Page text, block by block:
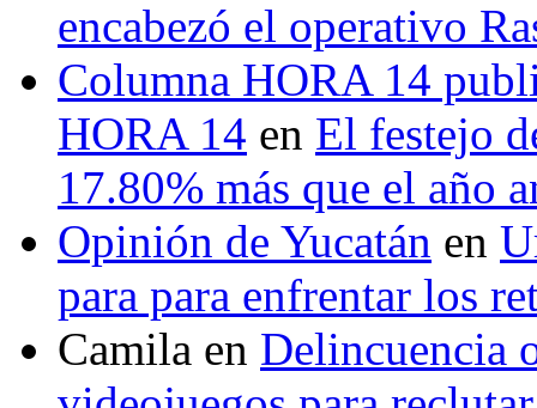
encabezó el operativo
Columna HORA 14
HORA 14 en El festejo
17.80% más que el año
Opinión de Yucatán en
para para enfrentar los
Camila en Delincuencia